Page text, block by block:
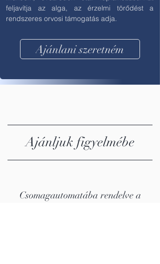
feljavítja az alga, az érzelmi törődést a
rendszeres orvosi támogatás adja.
Ajánlani szeretném
Ajánljuk figyelmébe
Csomagautomatába rendelve a